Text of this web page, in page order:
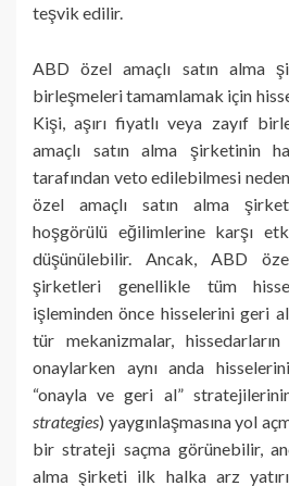
teşvik edilir.
ABD özel amaçlı satın alma
birleşmeleri tamamlamak için
Kişi, aşırı fiyatlı veya zayıf
amaçlı satın alma şirketinin
tarafından veto edilebilmesi
özel amaçlı satın alma
hoşgörülü eğilimlerine karşı
düşünülebilir. Ancak, ABD
şirketleri genellikle tüm
işleminden önce hisselerini geri
tür mekanizmalar,
onaylarken aynı anda
“onayla ve geri al”
strategies) yaygınlaşmasına yol
bir strateji saçma görünebilir,
alma şirketi ilk halka arz